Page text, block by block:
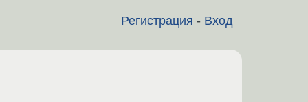
Регистрация - Вход